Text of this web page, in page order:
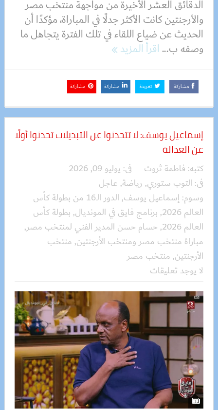
الدقائق العشر الأخيرة من مواجهة منتخب مصر
والأرجنتين كانت الأكثر جدلًا في المباراة، مؤكدًا أن
الحديث عن ضياع اللقاء في تلك الفترة يتجاهل ما
وصفه ب...اقرأ المزيد
مشاركة تغريدة مشاركة مشاركة
إسماعيل يوسف: لا تتحدثوا عن التبديلات تحدثوا أولًا
عن العدالة
كتبه: فاطمة ثروت فى: يوليو 09, 2026
فى: التوب ستوري, رياضة, عاجل
وسوم: إسماعيل يوسف,
الدور الـ16 من بطولة كأس
العالم 2026
, برنامج فايق في المونديال, بطولة كأس
العالم 2026
, حسام حسن المدير الفني لمنتخب مصر,
مباراة منتخب مصر ومنتخب الأرجنتين, منتخب
الأرجنتين, منتخب مصر
لا يوجد تعليقات